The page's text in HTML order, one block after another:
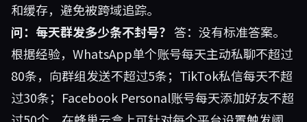
和缓存，避免被跨域追踪。
问：每天群发多少条不封号？ 答：没有标准答案。
根据经验，WhatsApp单个账号每天主动私聊不超过
80条，向群组发送不超过5条；TikTok私信每天不超
过30条；Facebook Personal账号每天添加好友不超